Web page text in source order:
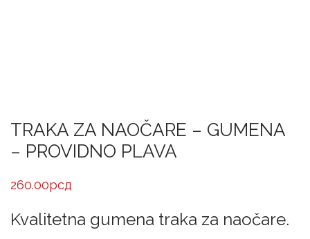
TRAKA ZA NAOČARE – GUMENA
– PROVIDNO PLAVA
260.00рсд
Kvalitetna gumena traka za naočare.